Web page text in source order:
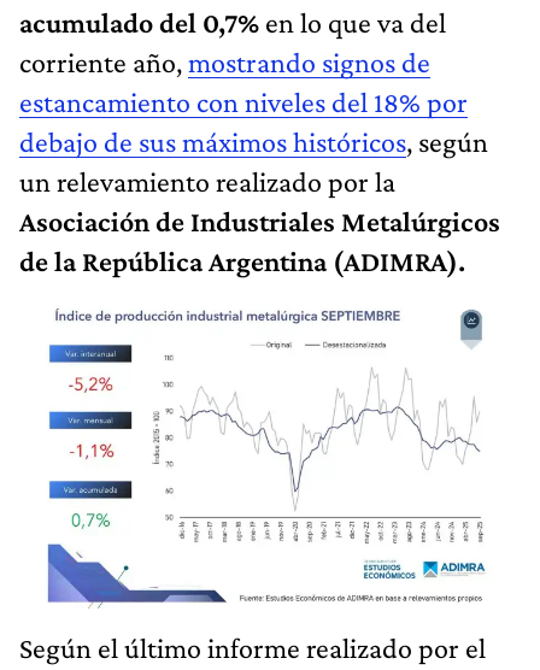
acumulado del 0,7% en lo que va del
corriente año,mostrando signos de
estancamiento con niveles del 18% por
debajo de sus máximos históricos, según
un relevamiento realizado por la
Asociación de Industriales Metalúrgicos
de la República Argentina (ADIMRA).
Según el último informe realizado por el